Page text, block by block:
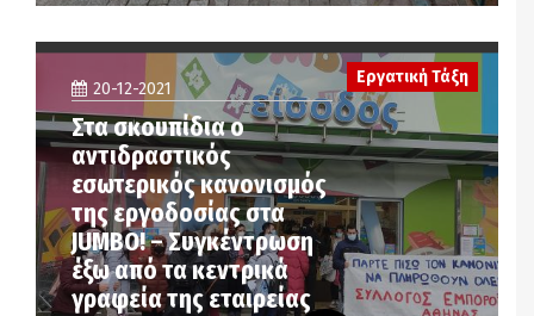
20-12-2021
Στα σκουπίδια ο
αντιδραστικός
εσωτερικός κανονισμός
της εργοδοσίας στα
JUMBO! – Συγκέντρωση
έξω από τα κεντρικά
γραφεία της εταιρείας
Εργατική Τάξη